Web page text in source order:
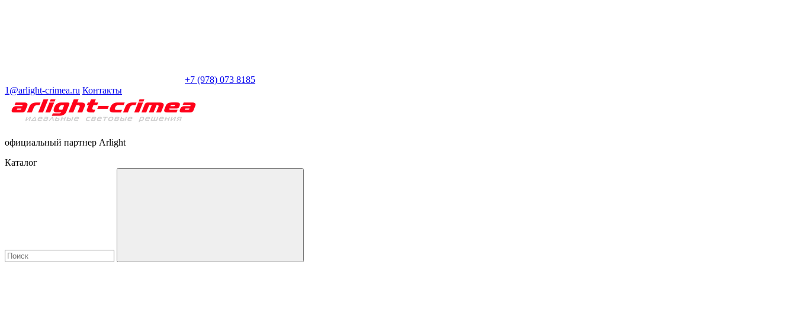
+7 (978) 073 8185
1@arlight-crimea.ru Контакты
официальный партнер Arlight
Каталог